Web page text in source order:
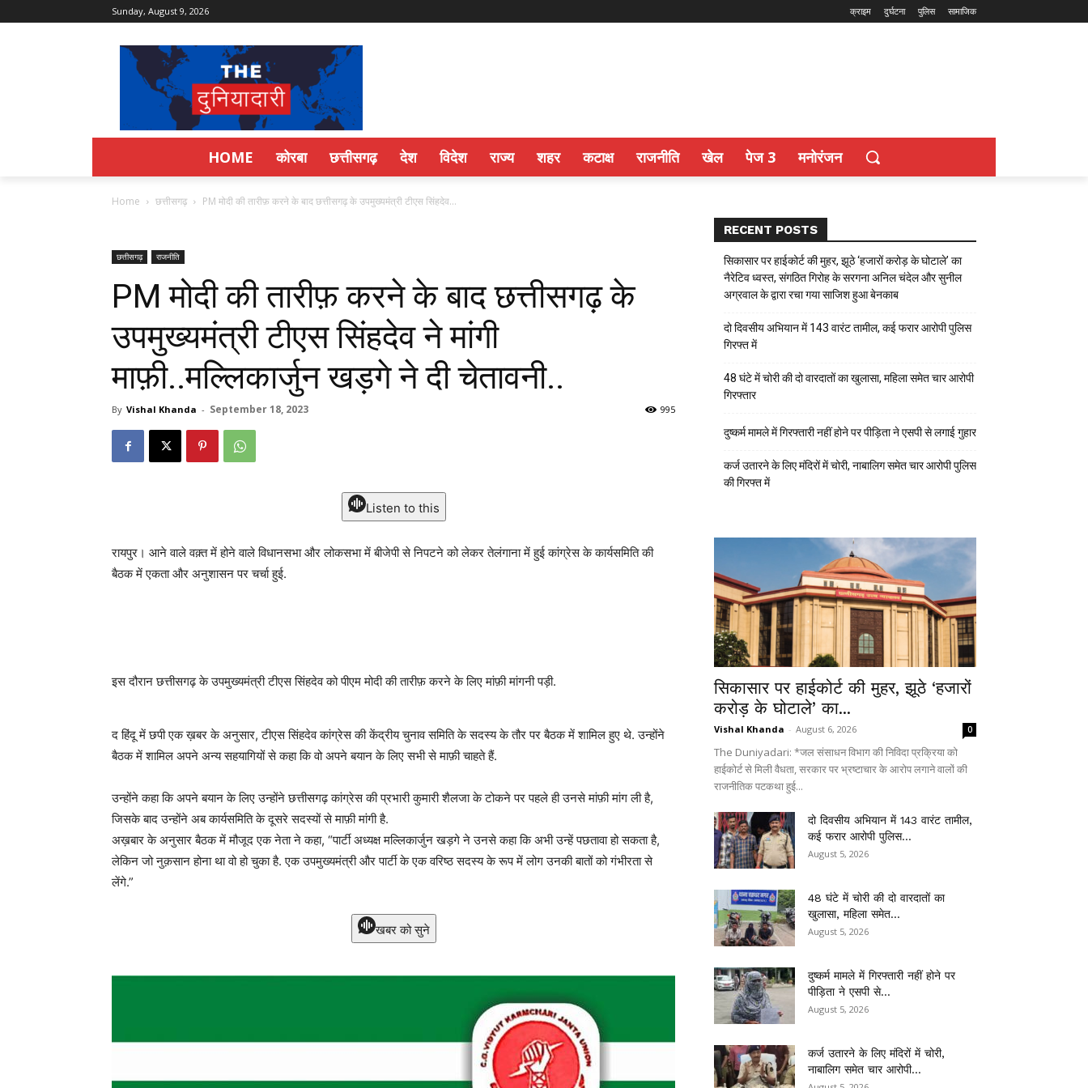
Sunday, August 9, 2026 क्राइम दुर्घटना पुलिस सामाजिक
HOME कोरबा छत्तीसगढ़ देश विदेश राज्य शहर कटाक्ष राजनीति खेल पेज 3 मनोरंजन
Home छत्तीसगढ़ PM मोदी की तारीफ़ करने के बाद छत्तीसगढ़ के उपमुख्यमंत्री टीएस सिंहदेव...
छत्तीसगढ़ राजनीति
PM मोदी की तारीफ़ करने के बाद छत्तीसगढ़ के
उपमुख्यमंत्री टीएस सिंहदेव ने मांगी
माफ़ी..मल्लिकार्जुन खड़गे ने दी चेतावनी..
By Vishal Khanda - September 18, 2023 995
Listen to this
रायपुर। आने वाले वक़्त में होने वाले विधानसभा और लोकसभा में बीजेपी से निपटने को लेकर तेलंगाना में हुई कांग्रेस के कार्यसमिति की
बैठक में एकता और अनुशासन पर चर्चा हुई.
इस दौरान छत्तीसगढ़ के उपमुख्यमंत्री टीएस सिंहदेव को पीएम मोदी की तारीफ़ करने के लिए मांफ़ी मांगनी पड़ी.
द हिंदू में छपी एक ख़बर के अनुसार, टीएस सिंहदेव कांग्रेस की केंद्रीय चुनाव समिति के सदस्य के तौर पर बैठक में शामिल हुए थे. उन्होंने
बैठक में शामिल अपने अन्य सहयागियों से कहा कि वो अपने बयान के लिए सभी से माफ़ी चाहते हैं.
उन्होंने कहा कि अपने बयान के लिए उन्होंने छत्तीसगढ़ कांग्रेस की प्रभारी कुमारी शैलजा के टोकने पर पहले ही उनसे मांफ़ी मांग ली है,
जिसके बाद उन्होंने अब कार्यसमिति के दूसरे सदस्यों से माफ़ी मांगी है.
अख़बार के अनुसार बैठक में मौजूद एक नेता ने कहा, “पार्टी अध्यक्ष मल्लिकार्जुन खड़गे ने उनसे कहा कि अभी उन्हें पछतावा हो सकता है,
लेकिन जो नुक़सान होना था वो हो चुका है. एक उपमुख्यमंत्री और पार्टी के एक वरिष्ठ सदस्य के रूप में लोग उनकी बातों को गंभीरता से
लेंगे.”
खबर को सुने
RECENT POSTS
सिकासार पर हाईकोर्ट की मुहर, झूठे ‘हजारों करोड़ के घोटाले’ का
नैरेटिव ध्वस्त, संगठित गिरोह के सरगना अनिल चंदेल और सुनील
अग्रवाल के द्वारा रचा गया साजिश हुआ बेनकाब
दो दिवसीय अभियान में 143 वारंट तामील, कई फरार आरोपी पुलिस
गिरफ्त में
48 घंटे में चोरी की दो वारदातों का खुलासा, महिला समेत चार आरोपी
गिरफ्तार
दुष्कर्म मामले में गिरफ्तारी नहीं होने पर पीड़िता ने एसपी से लगाई गुहार
कर्ज उतारने के लिए मंदिरों में चोरी, नाबालिग समेत चार आरोपी पुलिस
की गिरफ्त में
सिकासार पर हाईकोर्ट की मुहर, झूठे ‘हजारों
करोड़ के घोटाले’ का...
Vishal Khanda - August 6, 2026 0
The Duniyadari: *जल संसाधन विभाग की निविदा प्रक्रिया को
हाईकोर्ट से मिली वैधता, सरकार पर भ्रष्टाचार के आरोप लगाने वालों की
राजनीतिक पटकथा हुई...
दो दिवसीय अभियान में 143 वारंट तामील,
कई फरार आरोपी पुलिस...
August 5, 2026
48 घंटे में चोरी की दो वारदातों का
खुलासा, महिला समेत...
August 5, 2026
दुष्कर्म मामले में गिरफ्तारी नहीं होने पर
पीड़िता ने एसपी से...
August 5, 2026
कर्ज उतारने के लिए मंदिरों में चोरी,
नाबालिग समेत चार आरोपी...